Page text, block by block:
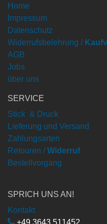
Home
Impressum
Datenschutz
Widerrufsbelehrung /
AGB
Jobs
über uns
SERVICE
Stick & Druck
Lieferung und Versand
Zahlungsarten
Retouren / Widerruf
Bestellvorgang
SPRICH UNS AN!
Kontakt
+49 3643 511452